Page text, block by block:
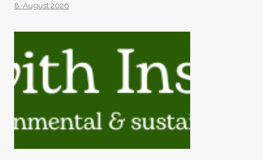
8. August 2026